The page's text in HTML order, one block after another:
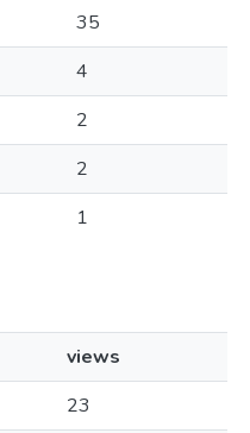
35
4
2
2
1
views
23